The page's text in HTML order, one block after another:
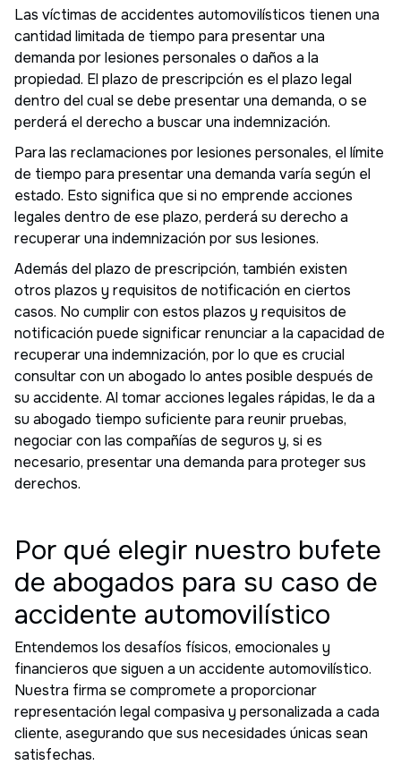
Las víctimas de accidentes automovilísticos tienen una
cantidad limitada de tiempo para presentar una
demanda por lesiones personales o daños a la
propiedad. El plazo de prescripción es el plazo legal
dentro del cual se debe presentar una demanda, o se
perderá el derecho a buscar una indemnización.
Para las reclamaciones por lesiones personales, el límite
de tiempo para presentar una demanda varía según el
estado. Esto significa que si no emprende acciones
legales dentro de ese plazo, perderá su derecho a
recuperar una indemnización por sus lesiones.
Además del plazo de prescripción, también existen
otros plazos y requisitos de notificación en ciertos
casos. No cumplir con estos plazos y requisitos de
notificación puede significar renunciar a la capacidad de
recuperar una indemnización, por lo que es crucial
consultar con un abogado lo antes posible después de
su accidente. Al tomar acciones legales rápidas, le da a
su abogado tiempo suficiente para reunir pruebas,
negociar con las compañías de seguros y, si es
necesario, presentar una demanda para proteger sus
derechos.
Por qué elegir nuestro bufete
de abogados para su caso de
accidente automovilístico
Entendemos los desafíos físicos, emocionales y
financieros que siguen a un accidente automovilístico.
Nuestra firma se compromete a proporcionar
representación legal compasiva y personalizada a cada
cliente, asegurando que sus necesidades únicas sean
satisfechas.